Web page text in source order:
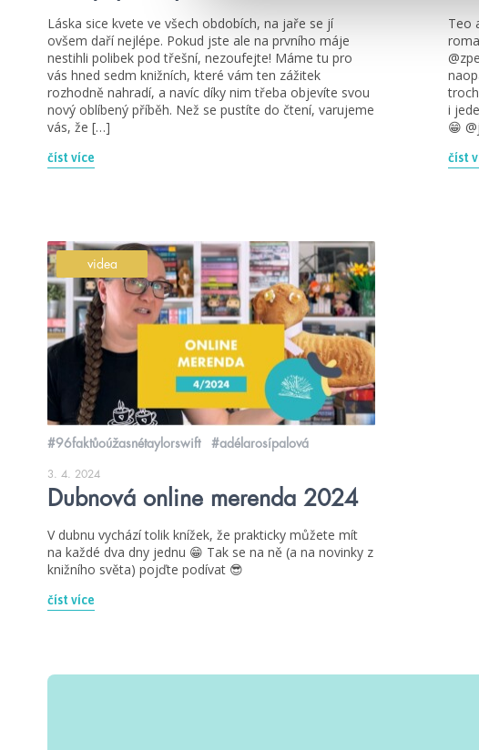
Láska sice kvete ve všech obdobích, na jaře se jí
ovšem daří nejlépe. Pokud jste ale na prvního máje
nestihli polibek pod třešní, nezoufejte! Máme tu pro
vás hned sedm knižních, které vám ten zážitek
rozhodně nahradí, a navíc díky nim třeba objevíte svou
nový oblíbený příběh. Než se pustíte do čtení, varujeme
vás, že […]
číst více
Teo
i
😁
číst
videa
#96faktůoúžasnétaylorswift #adélarosípalová
3. 4. 2024
Dubnová online merenda 2024
V dubnu vychází tolik knížek, že prakticky můžete mít
na každé dva dny jednu 😁 Tak se na ně (a na novinky z
knižního světa) pojďte podívat 😎
číst více